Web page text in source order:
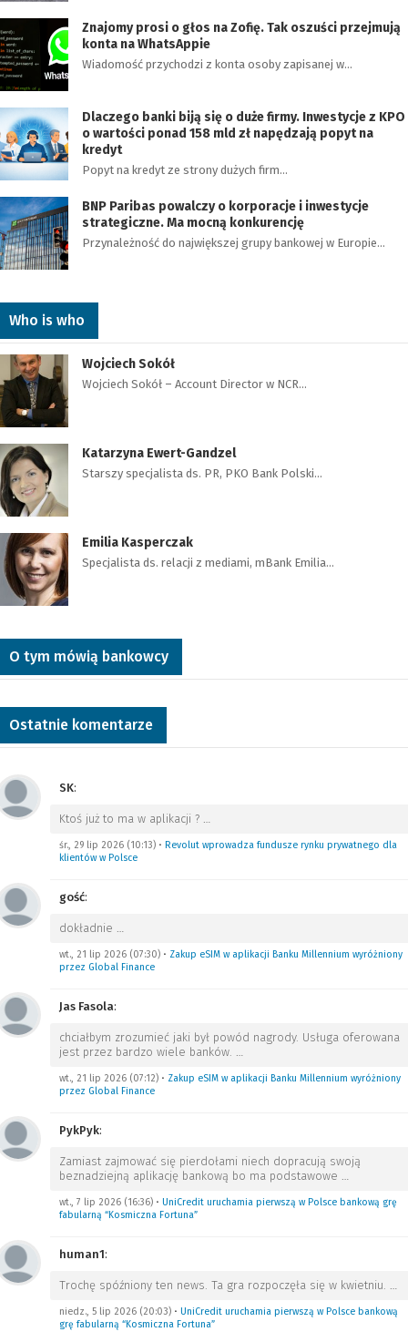
Znajomy prosi o głos na Zofię. Tak oszuści przejmują
konta na WhatsAppie
Wiadomość przychodzi z konta osoby zapisanej w…
Dlaczego banki biją się o duże firmy. Inwestycje z KPO
o wartości ponad 158 mld zł napędzają popyt na
kredyt
Popyt na kredyt ze strony dużych firm…
BNP Paribas powalczy o korporacje i inwestycje
strategiczne. Ma mocną konkurencję
Przynależność do największej grupy bankowej w Europie…
Who is who
Wojciech Sokół
Wojciech Sokół – Account Director w NCR…
Katarzyna Ewert-Gandzel
Starszy specjalista ds. PR, PKO Bank Polski…
Emilia Kasperczak
Specjalista ds. relacji z mediami, mBank Emilia…
O tym mówią bankowcy
Ostatnie komentarze
SK:
Ktoś już to ma w aplikacji ? …
śr., 29 lip 2026 (10:13) • Revolut wprowadza fundusze rynku prywatnego dla
klientów w Polsce
gość:
dokładnie …
wt., 21 lip 2026 (07:30) • Zakup eSIM w aplikacji Banku Millennium wyróżniony
przez Global Finance
Jas Fasola:
chciałbym zrozumieć jaki był powód nagrody. Usługa oferowana
jest przez bardzo wiele banków. …
wt., 21 lip 2026 (07:12) • Zakup eSIM w aplikacji Banku Millennium wyróżniony
przez Global Finance
PykPyk:
Zamiast zajmować się pierdołami niech dopracują swoją
beznadziejną aplikację bankową bo ma podstawowe …
wt., 7 lip 2026 (16:36) • UniCredit uruchamia pierwszą w Polsce bankową grę
fabularną “Kosmiczna Fortuna”
human1:
Trochę spóźniony ten news. Ta gra rozpoczęła się w kwietniu. …
niedz., 5 lip 2026 (20:03) • UniCredit uruchamia pierwszą w Polsce bankową
grę fabularną “Kosmiczna Fortuna”